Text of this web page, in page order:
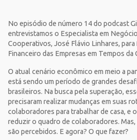
No episódio de número 14 do podcast
entrevistamos o Especialista em
Cooperativos, José Flávio Linhares,
Financeiro das Empresas em Tempos da
O atual cenário econômico em meio a
está sendo um período de grandes
brasileiros. Na busca pela superação,
precisaram realizar mudanças em suas
colaboradores para trabalhar de casa, e
reduzir o quadro de colaboradores.
são percebidos. E agora? O que fazer?